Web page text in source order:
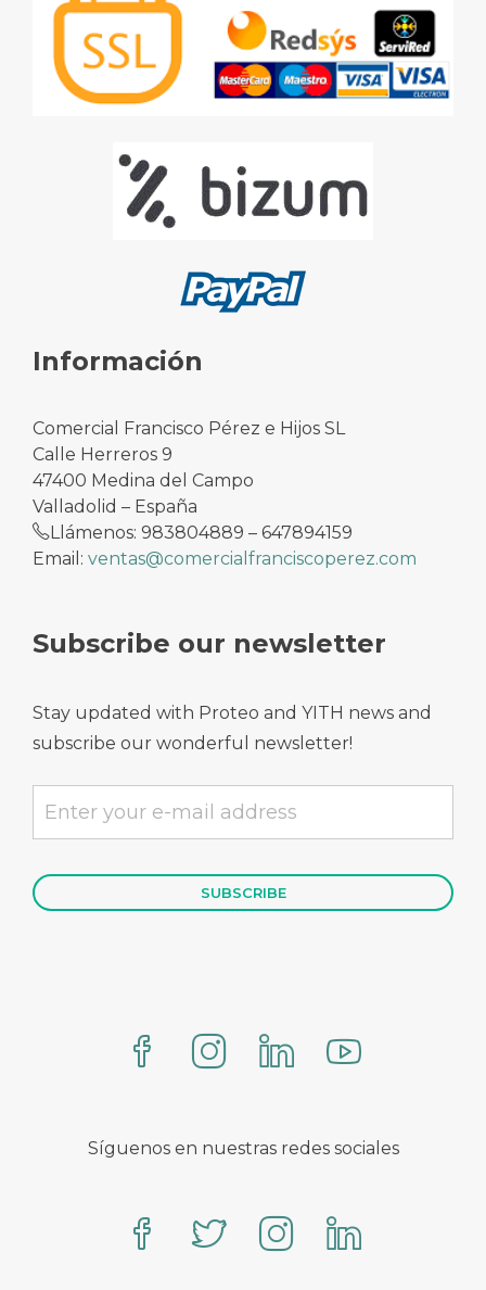
Información
Comercial Francisco Pérez e Hijos SL
Calle Herreros 9
47400 Medina del Campo
Valladolid – España
Llámenos: 983804889 – 647894159
Email: ventas@comercialfranciscoperez.com
Subscribe our newsletter
Stay updated with Proteo and YITH news and
subscribe our wonderful newsletter!
Síguenos en nuestras redes sociales